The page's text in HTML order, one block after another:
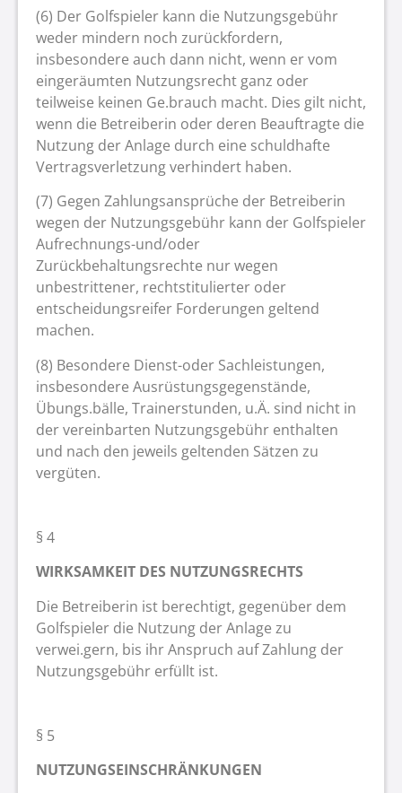
(6) Der Golfspieler kann die Nutzungsgebühr
weder mindern noch zurückfordern,
insbesondere auch dann nicht, wenn er vom
eingeräumten Nutzungsrecht ganz oder
teilweise keinen Ge.brauch macht. Dies gilt nicht,
wenn die Betreiberin oder deren Beauftragte die
Nutzung der Anlage durch eine schuldhafte
Vertragsverletzung verhindert haben.
(7) Gegen Zahlungsansprüche der Betreiberin
wegen der Nutzungsgebühr kann der Golfspieler
Aufrechnungs-und/oder
Zurückbehaltungsrechte nur wegen
unbestrittener, rechtstitulierter oder
entscheidungsreifer Forderungen geltend
machen.
(8) Besondere Dienst-oder Sachleistungen,
insbesondere Ausrüstungsgegenstände,
Übungs.bälle, Trainerstunden, u.Ä. sind nicht in
der vereinbarten Nutzungsgebühr enthalten
und nach den jeweils geltenden Sätzen zu
vergüten.
§ 4
WIRKSAMKEIT DES NUTZUNGSRECHTS
Die Betreiberin ist berechtigt, gegenüber dem
Golfspieler die Nutzung der Anlage zu
verwei.gern, bis ihr Anspruch auf Zahlung der
Nutzungsgebühr erfüllt ist.
§ 5
NUTZUNGSEINSCHRÄNKUNGEN